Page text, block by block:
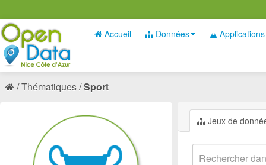
Accueil Données Applications
Thématiques Sport
Jeux de